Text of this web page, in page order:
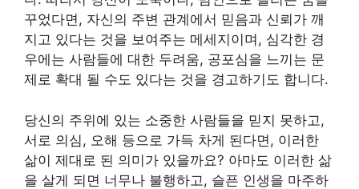
꾸었다면, 자신의 주변 관계에서 믿음과 신뢰가 깨
지고 있다는 것을 보여주는 메세지이며, 심각한 경
우에는 사람들에 대한 두려움, 공포심을 느끼는 문
제로 확대 될 수도 있다는 것을 경고하기도 합니다.
당신의 주위에 있는 소중한 사람들을 믿지 못하고,
서로 의심, 오해 등으로 가득 차게 된다면, 이러한
삶이 제대로 된 의미가 있을까요? 아마도 이러한 삶
을 살게 되면 너무나 불행하고, 슬픈 인생을 마주하